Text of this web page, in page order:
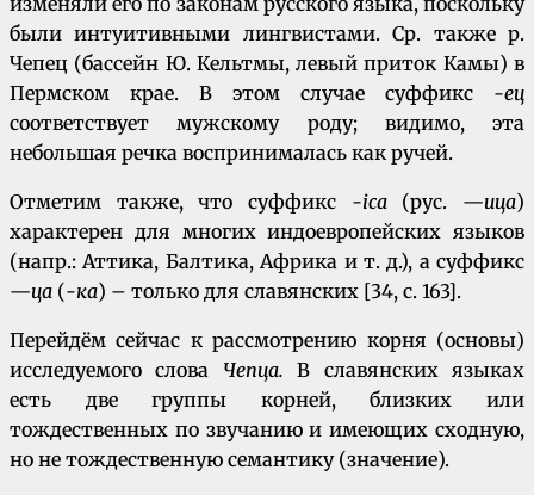
были интуитивными лингвистами. Ср. также р.
Чепец (бассейн Ю. Кельтмы, левый приток Камы) в
Пермском крае. В этом случае суффикс -ец
соответствует мужскому роду; видимо, эта
небольшая речка воспринималась как ручей.
Отметим также, что суффикс -ica (рус. —ица)
характерен для многих индоевропейских языков
(напр.: Аттика, Балтика, Африка и т. д.), а суффикс
—ца (-ка) – только для славянских [34, с. 163].
Перейдём сейчас к рассмотрению корня (основы)
исследуемого слова Чепца.В славянских языках
есть две группы корней, близких или
тождественных по звучанию и имеющих сходную,
но не тождественную семантику (значение).